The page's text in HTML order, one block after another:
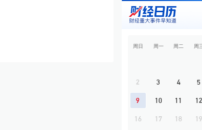
10 上半年市场行情整
利润同比增长46.53%
周日 周一 周二 周
2 3 4 5
9 10 11 12
16 17 18 19